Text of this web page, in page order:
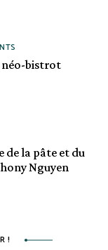
néo-bistrot
de la pâte et du
Nguyen
!